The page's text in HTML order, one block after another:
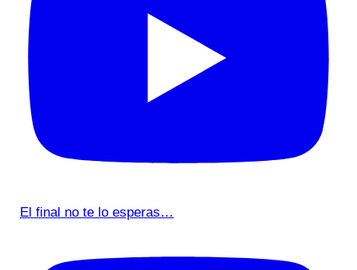
El final no te lo esperas…